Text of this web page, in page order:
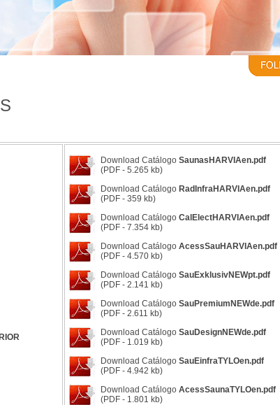
Download Catálogo SaunasHARVIAen.pdf
(PDF - 5.265 kb)
Download Catálogo RadInfraHARVIAen.pdf
(PDF - 359 kb)
Download Catálogo CalElectHARVIAen.pdf
(PDF - 7.354 kb)
Download Catálogo AcessSauHARVIAen.pdf
(PDF - 4.570 kb)
Download Catálogo SauExklusivNEWpt.pdf
(PDF - 2.141 kb)
Download Catálogo SauPremiumNEWde.pdf
(PDF - 2.611 kb)
Download Catálogo SauDesignNEWde.pdf
(PDF - 1.019 kb)
Download Catálogo SauEinfraTYLOen.pdf
(PDF - 4.942 kb)
Download Catálogo AcessSaunaTYLOen.pdf
(PDF - 1.801 kb)